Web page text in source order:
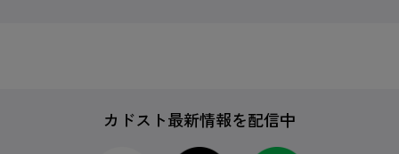
カドスト最新情報を配信中